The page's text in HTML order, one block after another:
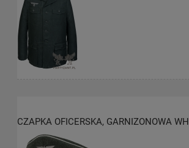
CZAPKA OFICERSKA, GARNIZONOWA WH